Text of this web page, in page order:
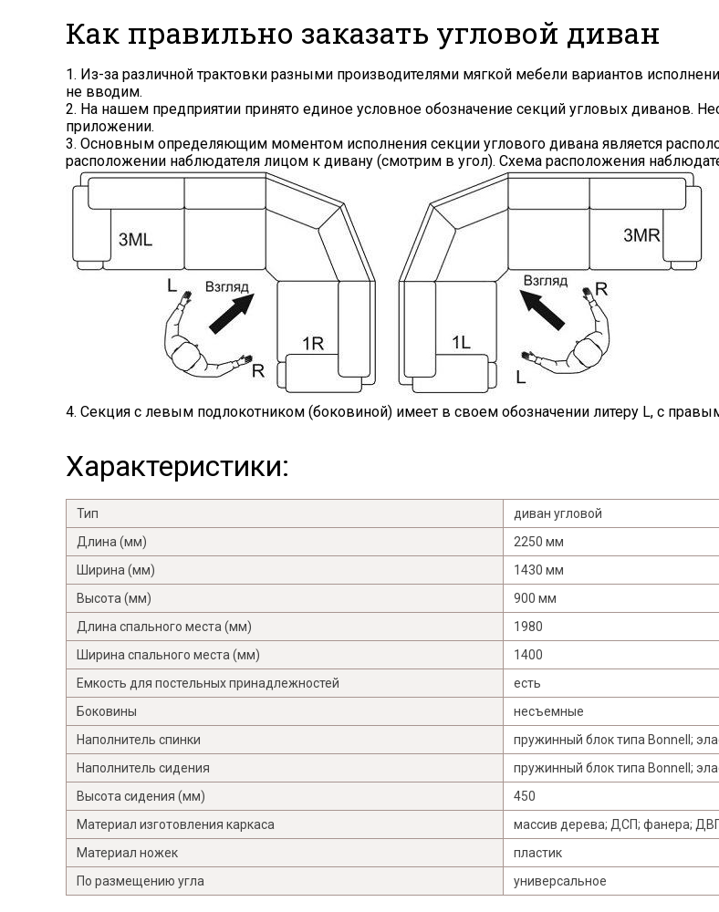
обработки персональных
согласен на их обработку.
Как правильно заказать угловой диван
1. Из-за различной трактовки разными производителями мягкой мебели вариантов
не вводим.
2. На нашем предприятии принято единое условное обозначение секций угловых диванов.
приложении.
3. Основным определяющим моментом исполнения секции углового дивана является
расположении наблюдателя лицом к дивану (смотрим в угол). Схема расположения
4. Секция с левым подлокотником (боковиной) имеет в своем обозначении литеру L, с
Характеристики:
Тип
диван угловой
Длина (мм)
2250 мм
Ширина (мм)
1430 мм
Высота (мм)
900 мм
Длина спального места (мм)
1980
Ширина спального места (мм)
1400
Емкость для постельных принадлежностей
есть
Боковины
несъемные
Наполнитель спинки
пружинный блок типа Bonnell;
Наполнитель сидения
пружинный блок типа Bonnell;
Высота сидения (мм)
450
Материал изготовления каркаса
массив дерева; ДСП; фанера;
Материал ножек
пластик
По размещению угла
универсальное